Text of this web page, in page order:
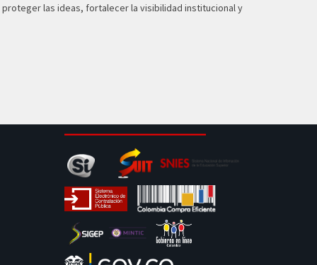
proteger las ideas, fortalecer la visibilidad institucional y